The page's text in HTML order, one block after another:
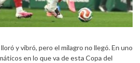
y vibró, pero el milagro no llegó. En uno
en lo que va de esta Copa del